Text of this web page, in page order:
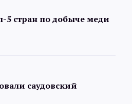
5 стран по добыче меди
саудовский